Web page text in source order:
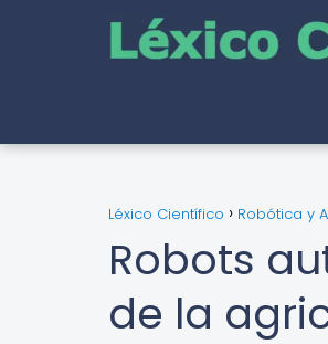
Léxico Científico Robótica y
Robots
de la